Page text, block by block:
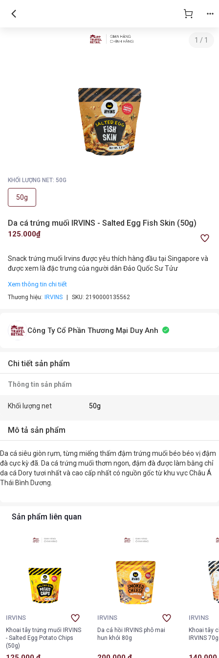
1 / 1
KHỐI LƯỢNG NET: 50G
50g
Da cá trứng muối IRVINS - Salted Egg Fish Skin (50g)
125.000₫
Snack trứng muối Irvins được yêu thích hàng đầu tại Singapore và
được xem là đặc trưng của người dân Đảo Quốc Sư Tửư
Xem thông tin chi tiết
Thương hiệu: IRVINS SKU: 2190000135562
Công Ty Cổ Phần Thương Mại Duy Anh
Chi tiết sản phẩm
Thông tin sản phẩm
Khối lượng net 50g
Mô tả sản phẩm
Da cá siêu giòn rụm, từng miếng thấm đậm trứng muối béo béo vị đậm
đà cực kỳ đã. Da cá trứng muối thơm ngon, đậm đà được làm bằng chỉ
da cá Dory tươi nhất và cao cấp nhất có nguồn gốc từ khu vực Châu Á
Thái Bình Dương.
Sản phẩm liên quan
IRVINS
Khoai tây trứng muối IRVINS
- Salted Egg Potato Chips
(50g)
IRVINS
Da cá hồi IRVINS phô mai
hun khói 80g
IRVINS
Khoai tây
IRVINS 70g